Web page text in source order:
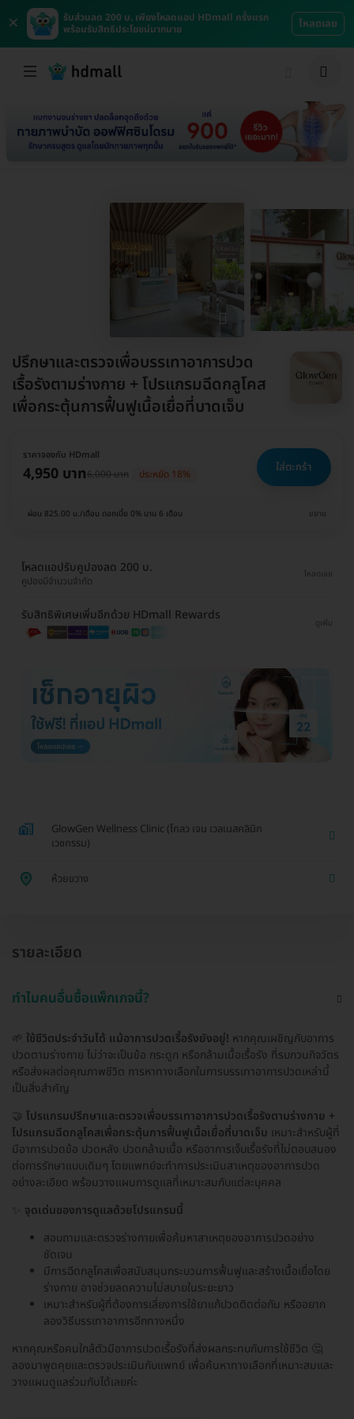
×
รับส่วนลด 200 บ. เพียงโหลดแอป HDmall ครั้งแรก
พร้อมรับสิทธิประโยชน์มากมาย
โหลดเลย
ปรึกษาและตรวจเพื่อบรรเทาอาการปวด
เรื้อรังตามร่างกาย + โปรแกรมฉีดกลูโคส
เพื่อกระตุ้นการฟื้นฟูเนื้อเยื่อที่บาดเจ็บ
ราคาจองกับ HDmall
4,950 บาท6,000 บาท ประหยัด 18% ใส่ตะกร้า
ผ่อน 825.00 บ./เดือน ดอกเบี้ย 0% นาน 6 เดือน ขยาย
โหลดแอปรับคูปองลด 200 บ.
คูปองมีจำนวนจำกัด
โหลดเลย
รับสิทธิพิเศษเพิ่มอีกด้วย HDmall Rewards
ดูเพิ่ม
GlowGen Wellness Clinic (โกลว เจน เวลเนสคลินิก
เวชกรรม)
ห้วยขวาง
รายละเอียด
ทำไมคนอื่นซื้อแพ็กเกจนี้?
🌱 ใช้ชีวิตประจำวันได้ แม้อาการปวดเรื้อรังยังอยู่! หากคุณเผชิญกับอาการ
ปวดตามร่างกาย ไม่ว่าจะเป็นข้อ กระดูก หรือกล้ามเนื้อเรื้อรัง ที่รบกวนกิจวัตร
หรือส่งผลต่อคุณภาพชีวิต การหาทางเลือกในการบรรเทาอาการปวดเหล่านี้
เป็นสิ่งสำคัญ
🤝 โปรแกรมปรึกษาและตรวจเพื่อบรรเทาอาการปวดเรื้อรังตามร่างกาย +
โปรแกรมฉีดกลูโคสเพื่อกระตุ้นการฟื้นฟูเนื้อเยื่อที่บาดเจ็บ เหมาะสำหรับผู้ที่
มีอาการปวดข้อ ปวดหลัง ปวดกล้ามเนื้อ หรืออาการเจ็บเรื้อรังที่ไม่ตอบสนอง
ต่อการรักษาแบบเดิมๆ โดยแพทย์จะทำการประเมินสาเหตุของอาการปวด
อย่างละเอียด พร้อมวางแผนการดูแลที่เหมาะสมกับแต่ละบุคคล
จุดเด่นของการดูแลด้วยโปรแกรมนี้
สอบถามและตรวจร่างกายเพื่อค้นหาสาเหตุของอาการปวดอย่าง
ชัดเจน
มีการฉีดกลูโคสเพื่อสนับสนุนกระบวนการฟื้นฟูและสร้างเนื้อเยื่อโดย
ร่างกาย อาจช่วยลดความไม่สบายในระยะยาว
เหมาะสำหรับผู้ที่ต้องการเลี่ยงการใช้ยาแก้ปวดติดต่อกัน หรืออยาก
ลองวิธีบรรเทาอาการอีกทางหนึ่ง
หากคุณหรือคนใกล้ตัวมีอาการปวดเรื้อรังที่ส่งผลกระทบกับการใช้ชีวิต 🤔
ลองมาพูดคุยและตรวจประเมินกับแพทย์ เพื่อค้นหาทางเลือกที่เหมาะสมและ
วางแผนดูแลร่วมกันได้เลยค่ะ